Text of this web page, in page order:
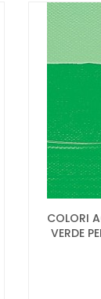
COLORI
VERDE